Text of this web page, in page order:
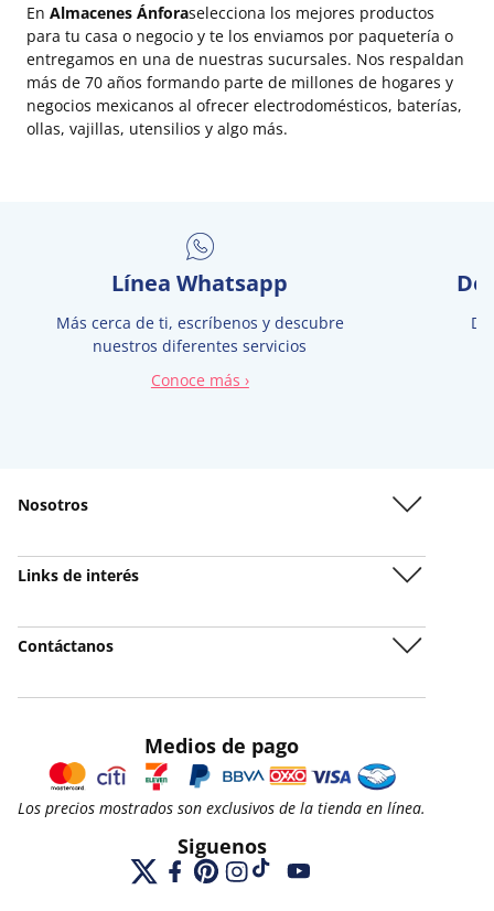
En Almacenes Ánforaselecciona los mejores productos
para tu casa o negocio y te los enviamos por paquetería o
entregamos en una de nuestras sucursales. Nos respaldan
más de 70 años formando parte de millones de hogares y
negocios mexicanos al ofrecer electrodomésticos, baterías,
ollas, vajillas, utensilios y algo más.
Línea Whatsapp
Más cerca de ti, escríbenos y descubre
nuestros diferentes servicios
Conoce más ›
Nosotros
Links de interés
Contáctanos
Medios de pago
Los precios mostrados son exclusivos de la tienda en línea.
Siguenos
X Facebook
PinterestInstagram
TikTokYouTube